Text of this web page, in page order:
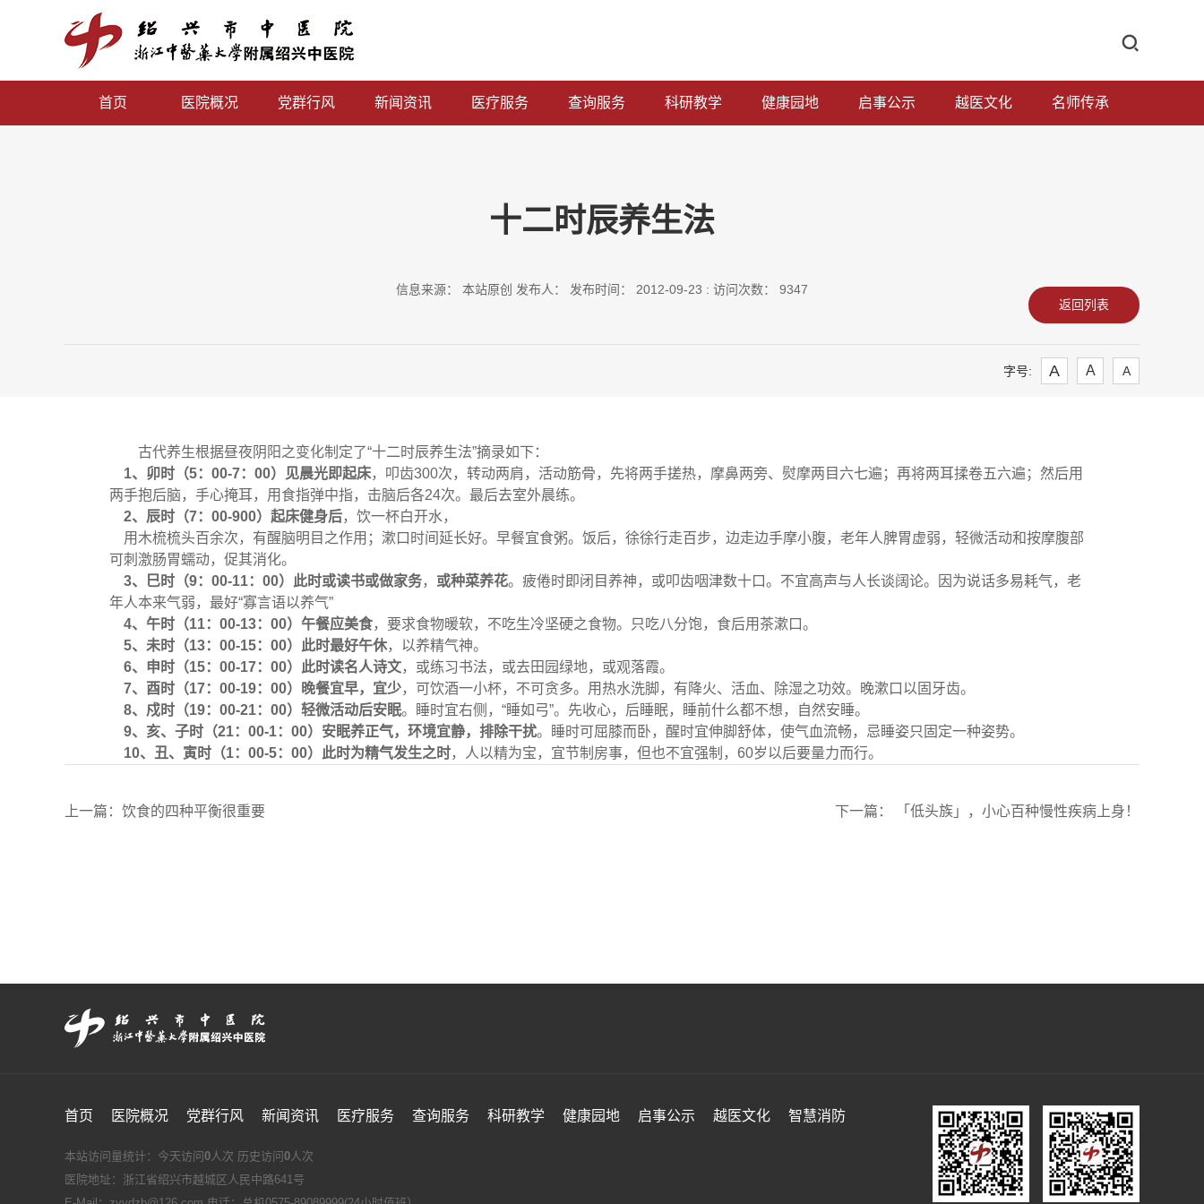
首页 医院概况 党群行风 新闻资讯 医疗服务 查询服务 科研教学 健康园地 启事公示 越医文化 名师传承
十二时辰养生法
信息来源： 本站原创 发布人： 发布时间： 2012-09-23 : 访问次数： 9347
返回列表
字号: A A A
古代养生根据昼夜阴阳之变化制定了“十二时辰养生法”摘录如下：
1、卯时（5：00-7：00）见晨光即起床，叩齿300次，转动两肩，活动筋骨，先将两手搓热，摩鼻两旁、熨摩两目六七遍；再将两耳揉卷五六遍；然后用
两手抱后脑，手心掩耳，用食指弹中指，击脑后各24次。最后去室外晨练。
2、辰时（7：00-900）起床健身后，饮一杯白开水，
用木梳梳头百余次，有醒脑明目之作用；漱口时间延长好。早餐宜食粥。饭后，徐徐行走百步，边走边手摩小腹，老年人脾胃虚弱，轻微活动和按摩腹部
可刺激肠胃蠕动，促其消化。
3、巳时（9：00-11：00）此时或读书或做家务， 或种菜养花。疲倦时即闭目养神，或叩齿咽津数十口。不宜高声与人长谈阔论。因为说话多易耗气，老
年人本来气弱，最好“寡言语以养气”
4、午时（11：00-13：00）午餐应美食，要求食物暖软，不吃生冷坚硬之食物。只吃八分饱，食后用茶漱口。
5、未时（13：00-15：00）此时最好午休，以养精气神。
6、申时（15：00-17：00）此时读名人诗文，或练习书法，或去田园绿地，或观落霞。
7、酉时（17：00-19：00）晚餐宜早，宜少，可饮酒一小杯，不可贪多。用热水洗脚，有降火、活血、除湿之功效。晚漱口以固牙齿。
8、戍时（19：00-21：00）轻微活动后安眠。睡时宜右侧，“睡如弓”。先收心，后睡眠，睡前什么都不想，自然安睡。
9、亥、子时（21：00-1：00）安眠养正气，环境宜静，排除干扰。睡时可屈膝而卧，醒时宜伸脚舒体，使气血流畅，忌睡姿只固定一种姿势。
10、丑、寅时（1：00-5：00）此时为精气发生之时，人以精为宝，宜节制房事，但也不宜强制，60岁以后要量力而行。
上一篇： 饮食的四种平衡很重要 下一篇： 「低头族」，小心百种慢性疾病上身！
首页 医院概况 党群行风 新闻资讯 医疗服务 查询服务 科研教学 健康园地 启事公示 越医文化 智慧消防
本站访问量统计：今天访问0人次 历史访问0人次
医院地址：浙江省绍兴市越城区人民中路641号